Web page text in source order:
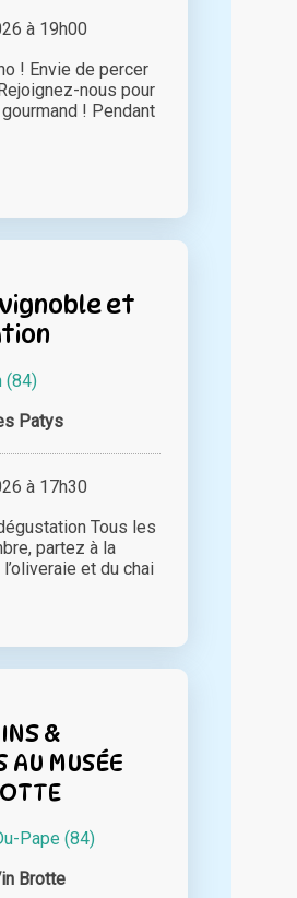
à 19h00
! Envie de percer
nous pour
! Pendant
et
(84)
Patys
à 17h30
Tous les
partez à la
et du chai
&
AU MUSÉE
Pape (84)
Brotte